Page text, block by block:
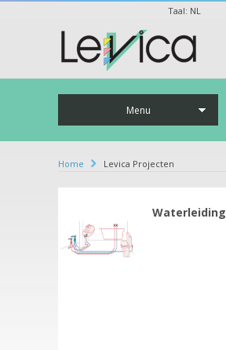
Taal: NL
Menu
Home Levica Projecten
Waterleiding